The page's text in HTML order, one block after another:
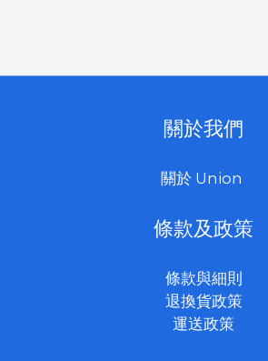
關於我們
關於 Union
條款及政策
條款與細則
退換貨政策
運送政策